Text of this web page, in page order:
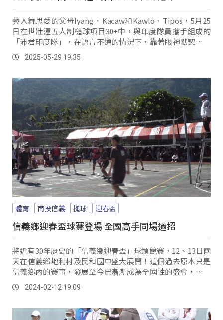
藝人舞思愛的父母Iyang．Kacaw和Kawlo．Tipos，5月25
日在世壯運五人制槌球項目30+中，與印度隊員攜手組成的
「沛君印度隊」，在語言不通的情況下，靠著眼神默契和團
隊合作，順利摘下槌球項目30+冠軍。
2025-05-29 19:35
體育 南投信義 槌球 迎春盃
信義鄉迎春盃球賽登場 全國高手同場過招
將近有30年歷史的「信義鄉迎春盃」球類競賽，12、13日兩
天在信義鄉地利村及民和國中盛大展開！這個過去原本只是
信義鄉內的賽事，發展至今已漸漸成為全國性的盛會，全國
各地不分族群都有族人響應組隊來參賽。
2024-02-12 19:09